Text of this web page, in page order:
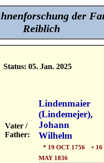
der
Reiblich
Status: 05. Jan. 2025
Vater /
Father:
Lindenmaier
(Lindemejer),
Johann
Wilhelm
* 19 OCT 1756 + 16
MAY 1836